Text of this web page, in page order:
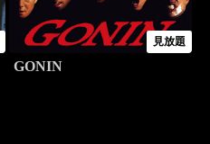
見放題
GONIN